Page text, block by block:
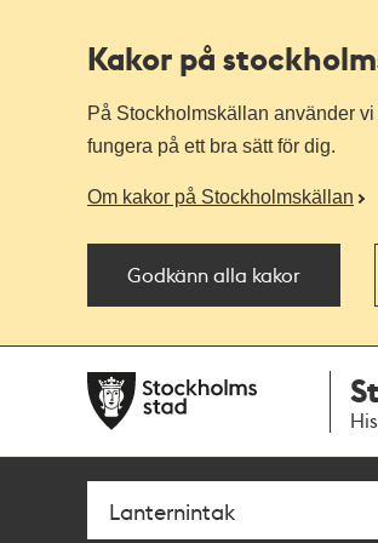
Kakor på
På Stockholmskällan använder
fungera på ett bra sätt för dig.
Om kakor på Stockholmskällan
Godkänn alla kakor
navigationen
huvudinnehållet
Sök